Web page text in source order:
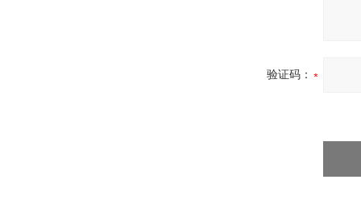
验证码：